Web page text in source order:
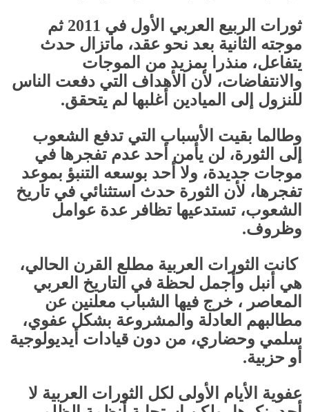
ثورات الربيع العربي الأول في 2011 ثم
موجته الثانية بعد نحو عقد، ماتزال حدث
يتفاعل، منذرا بمزيد من الموجات
والانتفاضات، لأن الأهداف التي دفعت الناس
للنزول إلى الميادين أغلبها لم يتحقق.
وطالما بقيت الأسباب التي تدفع الشعوب
إلى الثورة، لن يأمن أحد عدم تفجرها في
موجات جديدة، ولا أحد بوسعه التنبؤ بموعد
تفجرها، لأن الثورة حدث استثنائي في تاريخ
الشعوب، تستدعيها تظافر عدة عوامل
وظروف.
كانت الثورات العربية مطلع القرن الحالي،
هي أنبل وأجمل لحظة في التاريخ العربي
المعاصر ، خرج فيها الشباب معلنين عن
مطالبهم العادلة والمشروعة بشكل عفوي،
سلمي وحضاري، من دون قيادات أيديولوجية
أو حزبية.
عفوية الأيام الأولى لكل الثورات العربية لا